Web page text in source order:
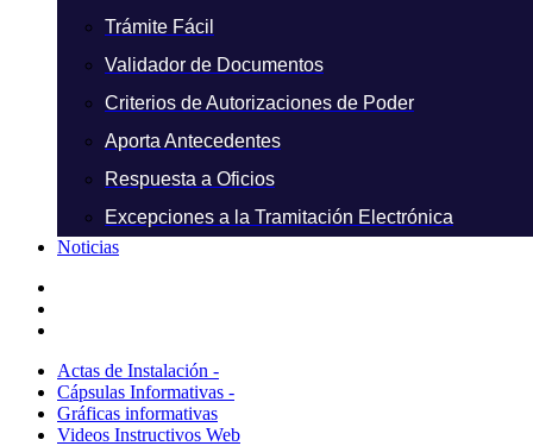
Trámite Fácil
Validador de Documentos
Criterios de Autorizaciones de Poder
Aporta Antecedentes
Respuesta a Oficios
Excepciones a la Tramitación Electrónica
Noticias
Actas de Instalación -
Cápsulas Informativas -
Gráficas informativas
Videos Instructivos Web